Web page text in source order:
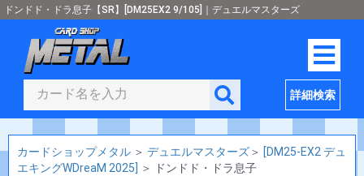
ドンドド・ドラ息子【SR】[DM25EX2 9/105]｜デュエルマスターズ
詳細検索
カードショップメタル ＞ デュエルマスターズ＞ [DM25-EX2 デュ
エキングWDreaM 2025]
＞ ドンドド・ドラ息子